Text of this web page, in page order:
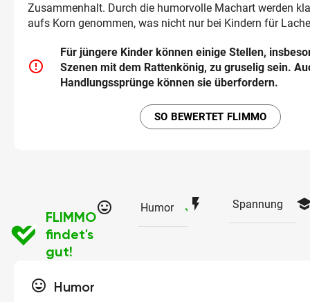
Zusammenhalt. Durch die humorvolle Machart werden
aufs Korn genommen, was nicht nur bei Kindern für
error_outline
Für jüngere Kinder können einige Stellen,
Szenen mit dem Rattenkönig, zu gruselig sein.
Handlungssprünge können sie überfordern.
SO BEWERTET FLIMMO
FLIMMO
findet's
gut!
tag_faces Humor checked
flash_on Spannung
tag_faces Humor